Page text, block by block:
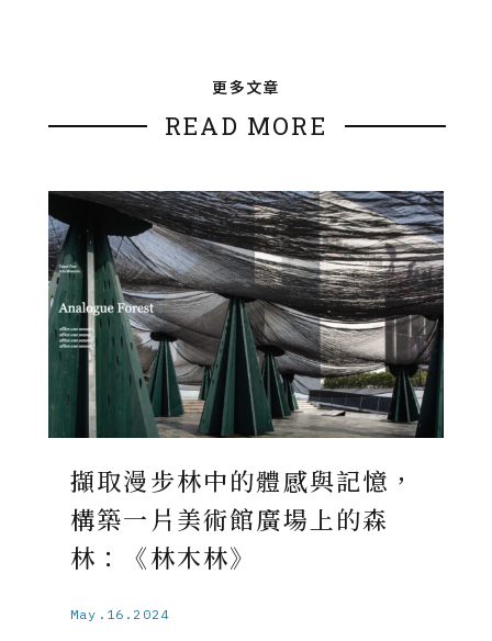
更多文章
READ MORE
擷取漫步林中的體感與記憶，
構築一片美術館廣場上的森
林：《林木林》
May.16.2024